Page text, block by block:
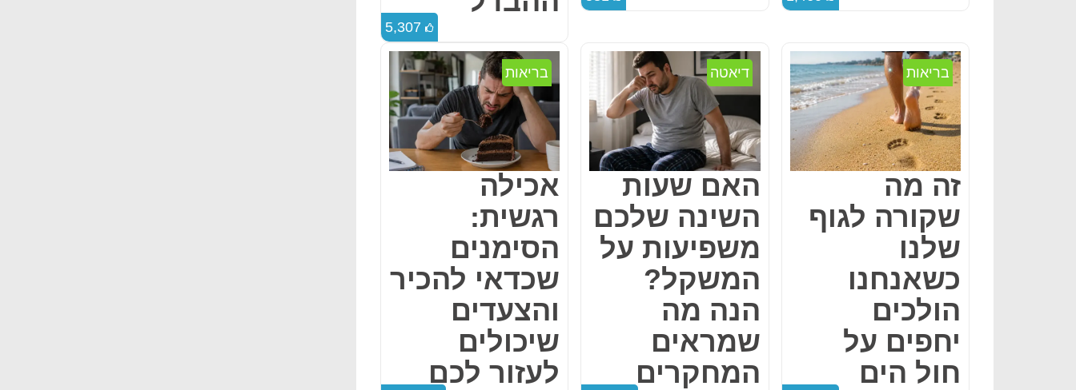
5,307
בריאות
זה מה
שקורה לגוף
שלנו
כשאנחנו
הולכים
יחפים על
חול הים
דיאטה
האם שעות
השינה שלכם
משפיעות על
המשקל?
הנה מה
שמראים
המחקרים
בריאות
אכילה
רגשית:
הסימנים
שכדאי להכיר
והצעדים
שיכולים
לעזור לכם